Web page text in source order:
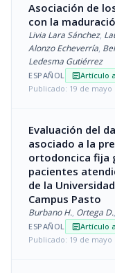
Asociación de
con la
Livia Lara Sánchez,
Alonzo Echeverría,
Ledesma Gutiérrez
ESPAÑOL articleArtículo
Publicado: 19 de mayo
Evaluación del
asociado a la
ortodoncica fija
pacientes
de la
Campus Pasto
Burbano H., Ortega D.,
ESPAÑOL articleArtículo
Publicado: 19 de mayo